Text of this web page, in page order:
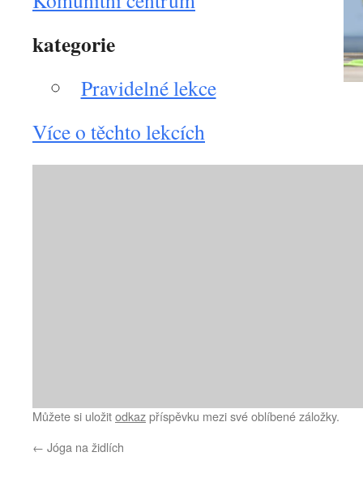
kategorie
Pravidelné lekce
Více o těchto lekcích
Můžete si uložitodkazpříspěvku mezi své oblíbené záložky.
← Jóga na židlích